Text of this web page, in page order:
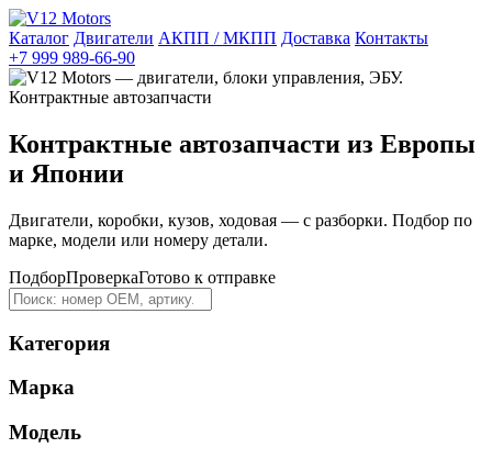
Каталог Двигатели АКПП / МКПП Доставка Контакты
+7 999 989-66-90
Контрактные автозапчасти из Европы
и Японии
Двигатели, коробки, кузов, ходовая — с разборки. Подбор по
марке, модели или номеру детали.
ПодборПроверкаГотово к отправке
Категория
Марка
Модель